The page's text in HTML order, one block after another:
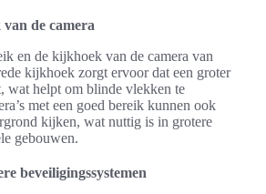
de camera
en de kijkhoek van de camera van
kijkhoek zorgt ervoor dat een groter
wat helpt om blinde vlekken te
met een goed bereik kunnen ook
kijken, wat nuttig is in grotere
gebouwen.
beveiligingssystemen